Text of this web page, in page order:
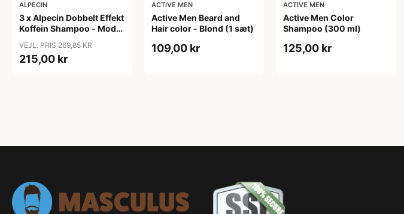
ALPECIN
3 x Alpecin Dobbelt Effekt
Koffein Shampoo - Mod
VEJL. PRIS 269,85 KR
215,00 kr
ACTIVE MEN
Active Men Beard and
Hair color - Blond (1 sæt)
109,00 kr
ACTIVE MEN
Active Men Color
Shampoo (300 ml)
125,00 kr